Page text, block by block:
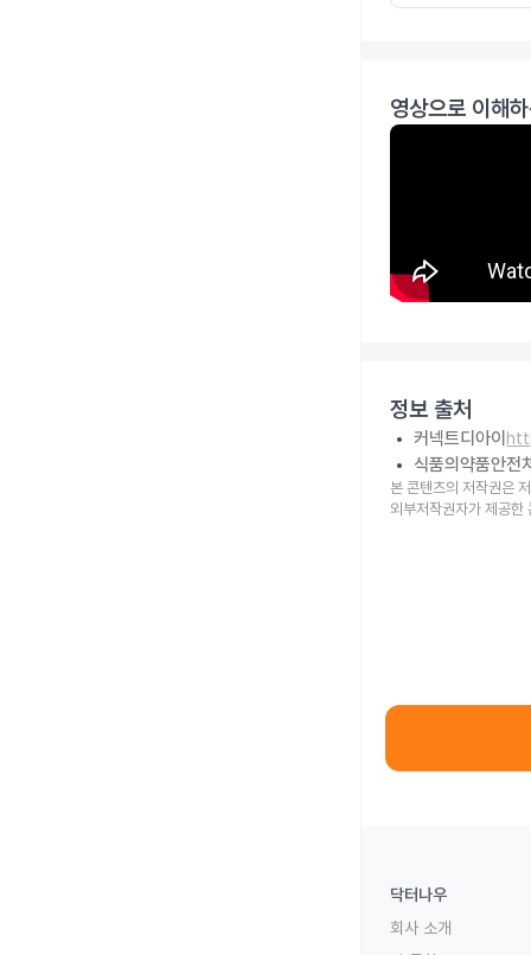
영상으로 이해
정보 출처
커넥트디아이
식품의약품안전
본 콘텐츠의 저작권은
외부저작권자가 제공한
닥터나우
회사 소개